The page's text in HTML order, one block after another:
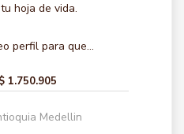
hoja de vida.
perfil para que...
$ 1.750.905
Medellin